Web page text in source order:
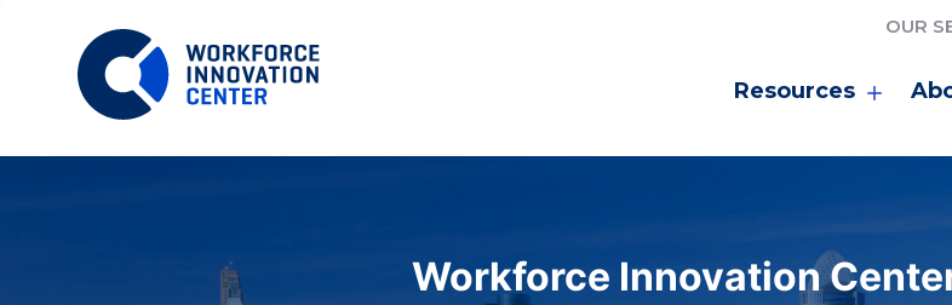
OUR
Resources
Workforce Innovation